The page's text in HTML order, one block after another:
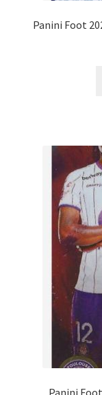
Panini Foot
Panini